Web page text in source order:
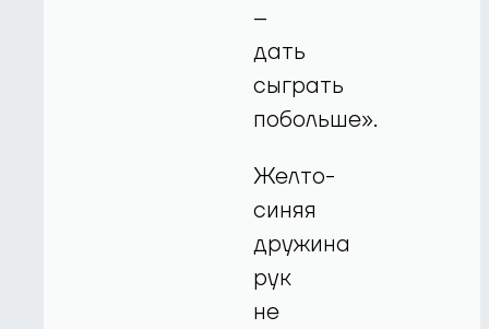
–
дать
сыграть
побольше».
Желто-
синяя
дружина
рук
не